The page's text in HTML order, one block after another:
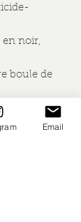
en noir,
boule de
Email